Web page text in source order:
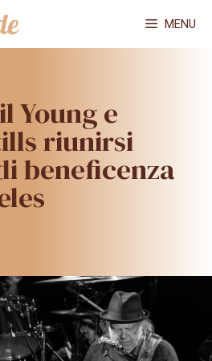
MENU
Young e
riunirsi
beneficenza